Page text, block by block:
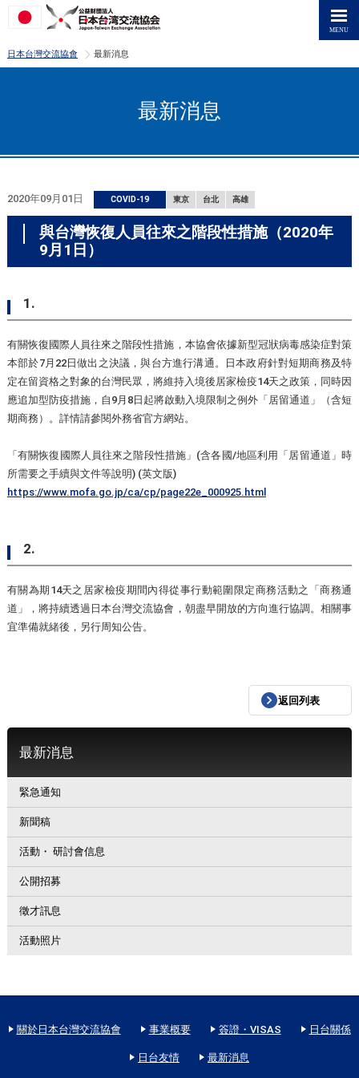
日本台灣交流協會 >
最新消息
最新消息
2020年09月01日 COVID-19 東京 台北 高雄
與台灣恢復人員往來之階段性措施（2020年
9月1日）
1.
有關恢復國際人員往來之階段性措施，本協會依據新型冠狀病毒感染症對策
本部於7月22日做出之決議，與台方進行溝通。日本政府針對短期商務及特
定在留資格之對象的台灣民眾，將維持入境後居家檢疫14天之政策，同時因
應追加型防疫措施，自9月8日起將啟動入境限制之例外「居留通道」（含短
期商務）。詳情請參閱外務省官方網站。
「有關恢復國際人員往來之階段性措施」(含各國/地區利用「居留通道」時
所需要之手續與文件等說明) (英文版)
https://www.mofa.go.jp/ca/cp/page22e_000925.html
2.
有關為期14天之居家檢疫期間內得從事行動範圍限定商務活動之「商務通
道」，將持續透過日本台灣交流協會，朝盡早開放的方向進行協調。相關事
宜準備就緒後，另行周知公告。
返回列表
最新消息
緊急通知
新聞稿
活動・ 研討會信息
公開招募
徵才訊息
活動照片
關於日本台灣交流協會 事業概要 簽證・VISAS 日台關係
日台友情 最新消息